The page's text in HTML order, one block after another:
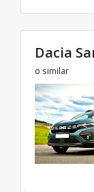
Dacia
o similar